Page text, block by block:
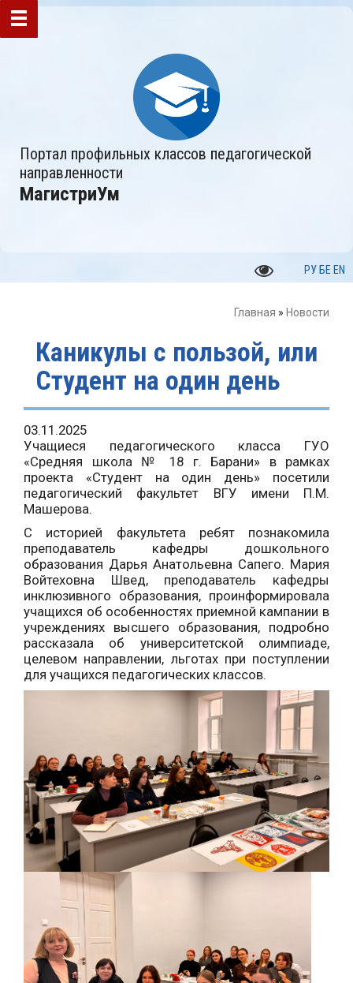
Портал профильных классов педагогической
направленности
МагистриУм
РУ БЕ EN
Главная » Новости
Каникулы с пользой, или
Студент на один день
03.11.2025
Учащиеся педагогического класса ГУО
«Средняя школа № 18 г. Барани» в рамках
проекта «Студент на один день» посетили
педагогический факультет ВГУ имени П.М.
Машерова.
С историей факультета ребят познакомила
преподаватель кафедры дошкольного
образования Дарья Анатольевна Сапего. Мария
Войтеховна Швед, преподаватель кафедры
инклюзивного образования, проинформировала
учащихся об особенностях приемной кампании в
учреждениях высшего образования, подробно
рассказала об университетской олимпиаде,
целевом направлении, льготах при поступлении
для учащихся педагогических классов.